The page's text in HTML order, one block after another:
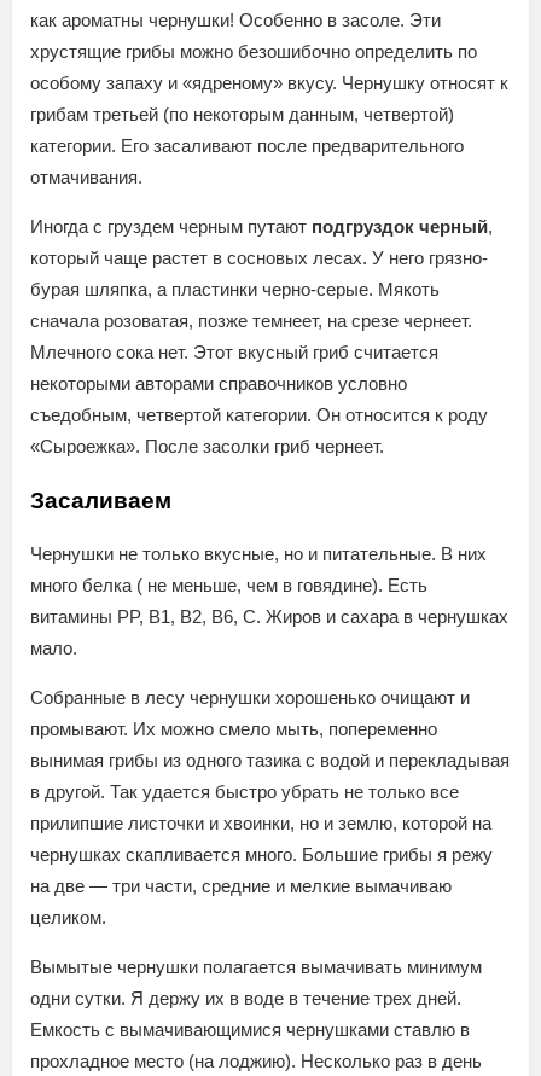
как ароматны чернушки! Особенно в засоле. Эти
хрустящие грибы можно безошибочно определить по
особому запаху и «ядреному» вкусу. Чернушку относят к
грибам третьей (по некоторым данным, четвертой)
категории. Его засаливают после предварительного
отмачивания.
Иногда с груздем черным путают подгруздок черный,
который чаще растет в сосновых лесах. У него грязно-
бурая шляпка, а пластинки черно-серые. Мякоть
сначала розоватая, позже темнеет, на срезе чернеет.
Млечного сока нет. Этот вкусный гриб считается
некоторыми авторами справочников условно
съедобным, четвертой категории. Он относится к роду
«Сыроежка». После засолки гриб чернеет.
Засаливаем
Чернушки не только вкусные, но и питательные. В них
много белка ( не меньше, чем в говядине). Есть
витамины PP, B1, B2, B6, C. Жиров и сахара в чернушках
мало.
Собранные в лесу чернушки хорошенько очищают и
промывают. Их можно смело мыть, попеременно
вынимая грибы из одного тазика с водой и перекладывая
в другой. Так удается быстро убрать не только все
прилипшие листочки и хвоинки, но и землю, которой на
чернушках скапливается много. Большие грибы я режу
на две — три части, средние и мелкие вымачиваю
целиком.
Вымытые чернушки полагается вымачивать минимум
одни сутки. Я держу их в воде в течение трех дней.
Емкость с вымачивающимися чернушками ставлю в
прохладное место (на лоджию). Несколько раз в день